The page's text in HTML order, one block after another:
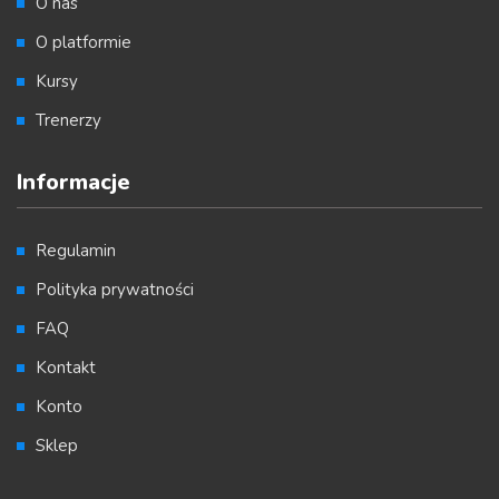
O platformie
Kursy
Trenerzy
Informacje
Regulamin
Polityka prywatności
FAQ
Kontakt
Konto
Sklep